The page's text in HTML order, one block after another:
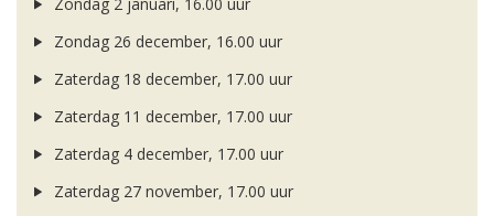
Zondag 2 januari, 16.00 uur
Zondag 26 december, 16.00 uur
Zaterdag 18 december, 17.00 uur
Zaterdag 11 december, 17.00 uur
Zaterdag 4 december, 17.00 uur
Zaterdag 27 november, 17.00 uur